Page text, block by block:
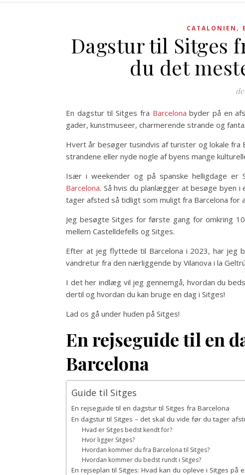
CATALONIEN ,
Dagstur til Sitges
du det
En dagstur til Sitges fra Barcelona byder på en
gader, kunstmuseer, charmerende strande og
Hvert år besøger tusindvis af turister og lokale fra
strandene eller nyde nogle af byens mange
Især i weekender og på spanske helligdage
Barcelona. Så hvis du planlægger at besøge byen i
tager afsted så tidligt som muligt fra Barcelona
Jeg besøgte Sitges for første gang for omkring
mellem Castelldefells og Sitges.
Efter at jeg flyttede til Barcelona i 2023, har jeg
vandretur fra den nærliggende by Vilanova i la
I det her indlæg vil jeg gennemgå, hvordan du
dertil og hvordan du kan bruge en dag i Sitges!
Lad os gå under huden på Sitges!
En rejseguide til en
Barcelona
Guide til Sitges
En rejseguide til en dagstur til Sitges fra Barcelona
En dagstur til Sitges – det skal du vide før du tager
Hvad er Sitges bedst kendt for?
Hvor ligger Sitges?
Hvordan kommer du fra Barcelona til Sitges?
Hvordan kommer du bedst rundt i Sitges?
En rejseplan til Sitges: Hvad kan du opleve i Sitges på